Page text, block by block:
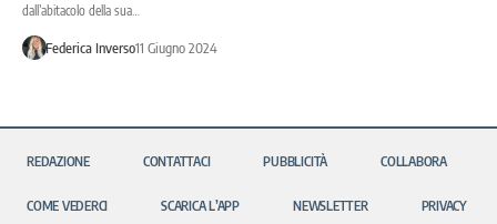
dall’abitacolo della sua…
Federica Inverso11 Giugno 2024
REDAZIONE CONTATTACI PUBBLICITÀ COLLABORA
COME VEDERCI SCARICA L’APP NEWSLETTER PRIVACY